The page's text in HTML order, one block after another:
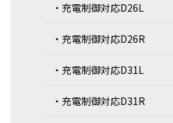
・充電制御対応D26L
・充電制御対応D26R
・充電制御対応D31L
・充電制御対応D31R